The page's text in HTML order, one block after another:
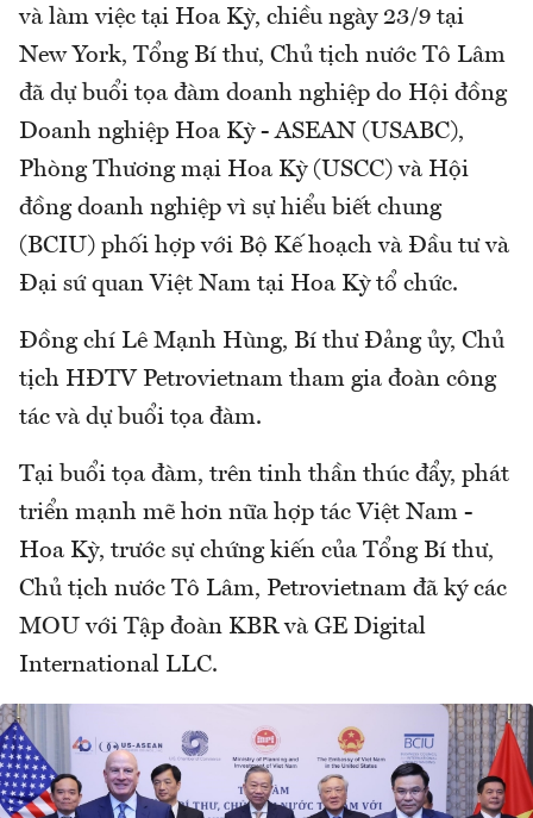
và làm việc tại Hoa Kỳ, chiều ngày 23/9 tại
New York, Tổng Bí thư, Chủ tịch nước Tô Lâm
đã dự buổi tọa đàm doanh nghiệp do Hội đồng
Doanh nghiệp Hoa Kỳ - ASEAN (USABC),
Phòng Thương mại Hoa Kỳ (USCC) và Hội
đồng doanh nghiệp vì sự hiểu biết chung
(BCIU) phối hợp với Bộ Kế hoạch và Đầu tư và
Đại sứ quan Việt Nam tại Hoa Kỳ tổ chức.
Đồng chí Lê Mạnh Hùng, Bí thư Đảng ủy, Chủ
tịch HĐTV Petrovietnam tham gia đoàn công
tác và dự buổi tọa đàm.
Tại buổi tọa đàm, trên tinh thần thúc đẩy, phát
triển mạnh mẽ hơn nữa hợp tác Việt Nam -
Hoa Kỳ, trước sự chứng kiến của Tổng Bí thư,
Chủ tịch nước Tô Lâm, Petrovietnam đã ký các
MOU với Tập đoàn KBR và GE Digital
International LLC.